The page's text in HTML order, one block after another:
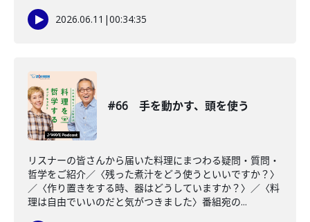
2026.06.11 |00:34:35
#66 手を動かす、頭を使う
リスナーの皆さんから届いた料理にまつわる疑問・質問・
哲学をご紹介／〈残った煮汁をどう使うといいですか？〉
／〈作り置きをする時、器はどうしていますか？〉／〈料
理は自由でいいのだと気がつきました〉番組宛の...